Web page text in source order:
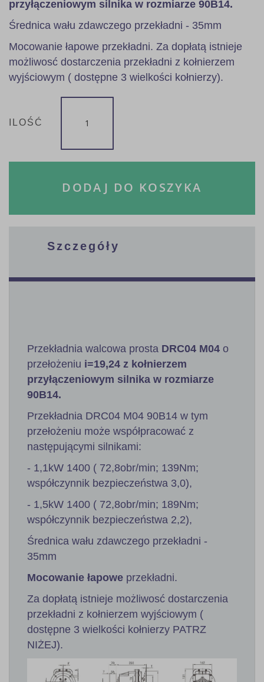
przyłączeniowym silnika w rozmiarze 90B14.
Średnica wału zdawczego przekładni - 35mm
Mocowanie łapowe przekładni. Za dopłatą istnieje
możliwosć dostarczenia przekładni z kołnierzem
wyjściowym ( dostępne 3 wielkości kołnierzy).
ILOŚĆ
DODAJ DO KOSZYKA
Szczegóły
Przekładnia walcowa prosta DRC04 M04 o
przełożeniu i=19,24 z kołnierzem
przyłączeniowym silnika w rozmiarze
90B14.
Przekładnia DRC04 M04 90B14 w tym
przełożeniu może współpracować z
następującymi silnikami:
- 1,1kW 1400 ( 72,8obr/min; 139Nm;
współczynnik bezpieczeństwa 3,0),
- 1,5kW 1400 ( 72,8obr/min; 189Nm;
współczynnik bezpieczeństwa 2,2),
Średnica wału zdawczego przekładni -
35mm
Mocowanie łapowe przekładni.
Za dopłatą istnieje możliwosć dostarczenia
przekładni z kołnierzem wyjściowym (
dostępne 3 wielkości kołnierzy PATRZ
NIŻEJ).